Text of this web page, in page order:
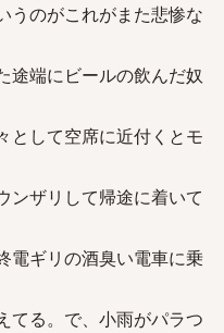
うのがこれがまた悲惨な
途端にビールの飲んだ奴
として空席に近付くとモ
ンザリして帰途に着いて
電ギリの酒臭い電車に乗
てる。で、小雨がパラつ